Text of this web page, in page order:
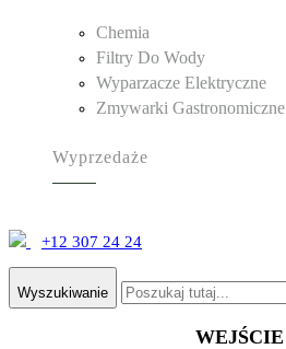
Chemia
Filtry Do Wody
Wyparzacze Elektryczne
Zmywarki Gastronomiczne
Wyprzedaże
+12 307 24 24
Wyszukiwanie
WEJŚCIE